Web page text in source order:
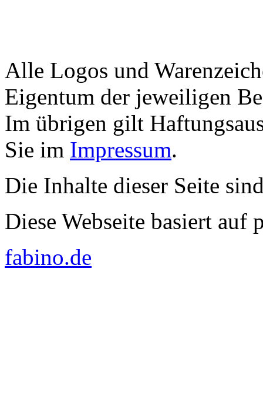
Alle Logos und
Eigentum der jeweiligen
Im übrigen gilt
Sie im Impressum.
Die Inhalte dieser Seite
Diese Webseite basiert auf
fabino.de